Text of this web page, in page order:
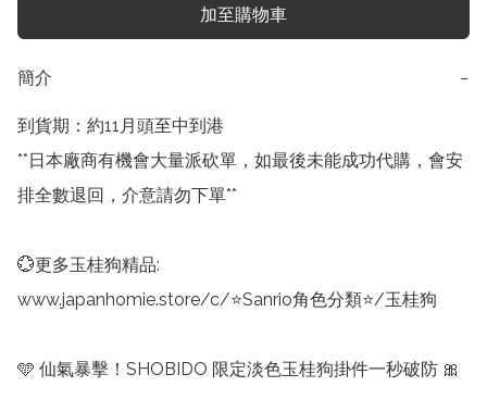
加至購物車
簡介 −
到貨期：約11月頭至中到港
**日本廠商有機會大量派砍單，如最後未能成功代購，會安
排全數退回，介意請勿下單**
💮更多玉桂狗精品:
www.japanhomie.store/c/⭐Sanrio角色分類⭐/玉桂狗
🩵 仙氣暴擊！SHOBIDO 限定淡色玉桂狗掛件一秒破防 🎀